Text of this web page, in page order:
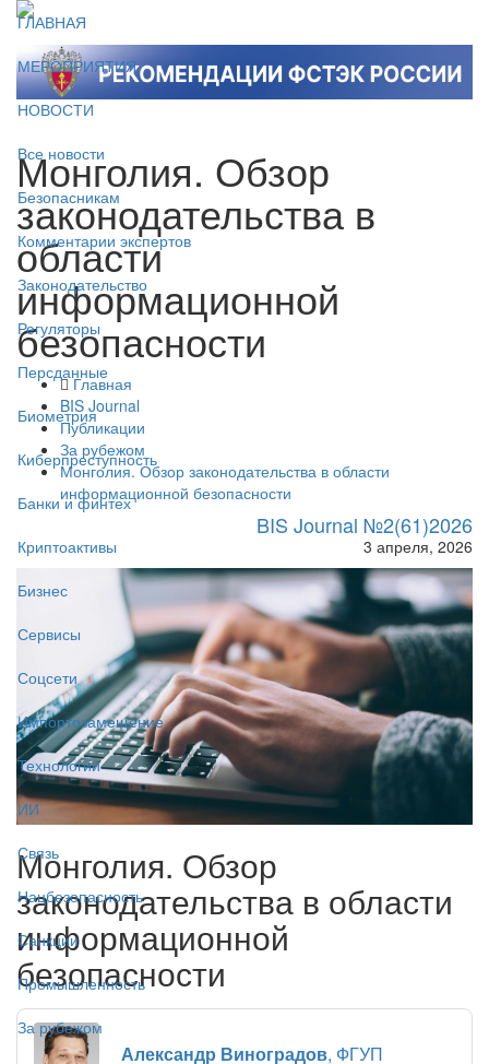
ГЛАВНАЯ
МЕРОПРИЯТИЯ
НОВОСТИ
Все новости
Безопасникам
Комментарии экспертов
Законодательство
Регуляторы
Персданные
Биометрия
Киберпреступность
Банки и финтех
Криптоактивы
Бизнес
Сервисы
Соцсети
Импортозамещение
Технологии
ИИ
Связь
Нацбезопасность
Санкции
Промышленность
За рубежом
Монголия. Обзор
законодательства в
области
информационной
безопасности
Главная
BIS Journal
Публикации
За рубежом
Монголия. Обзор законодательства в области
информационной безопасности
BIS Journal №2(61)2026
3 апреля, 2026
Монголия. Обзор
законодательства в области
информационной
безопасности
Александр Виноградов, ФГУП